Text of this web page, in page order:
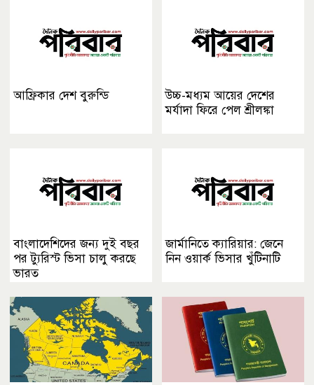
আফ্রিকার দেশ বুরুন্ডি
উচ্চ-মধ্যম আয়ের দেশের
মর্যাদা ফিরে পেল শ্রীলঙ্কা
বাংলাদেশিদের জন্য দুই বছর
পর ট্যুরিস্ট ভিসা চালু করছে
ভারত
জার্মানিতে ক্যারিয়ার: জেনে
নিন ওয়ার্ক ভিসার খুঁটিনাটি